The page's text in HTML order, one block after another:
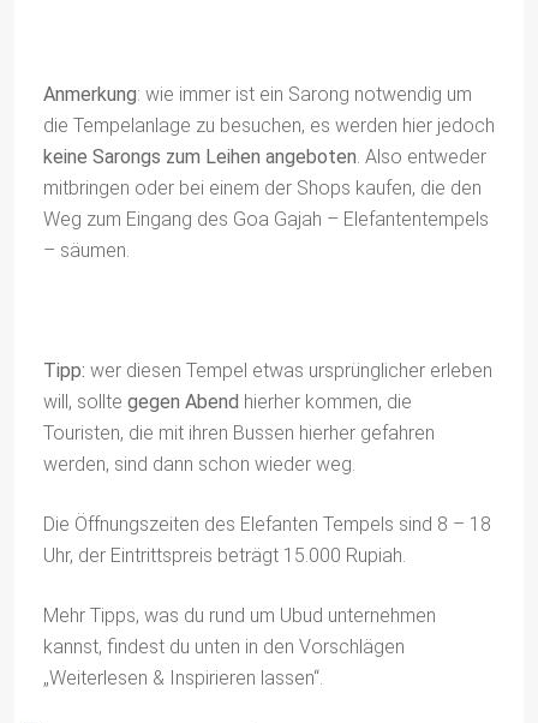
Anmerkung: wie immer ist ein Sarong notwendig um
die Tempelanlage zu besuchen, es werden hier jedoch
keine Sarongs zum Leihen angeboten. Also entweder
mitbringen oder bei einem der Shops kaufen, die den
Weg zum Eingang des Goa Gajah – Elefantentempels
– säumen.
Tipp: wer diesen Tempel etwas ursprünglicher erleben
will, sollte gegen Abend hierher kommen, die
Touristen, die mit ihren Bussen hierher gefahren
werden, sind dann schon wieder weg.
Die Öffnungszeiten des Elefanten Tempels sind 8 – 18
Uhr, der Eintrittspreis beträgt 15.000 Rupiah.
Mehr Tipps, was du rund um Ubud unternehmen
kannst, findest du unten in den Vorschlägen
„Weiterlesen & Inspirieren lassen“.